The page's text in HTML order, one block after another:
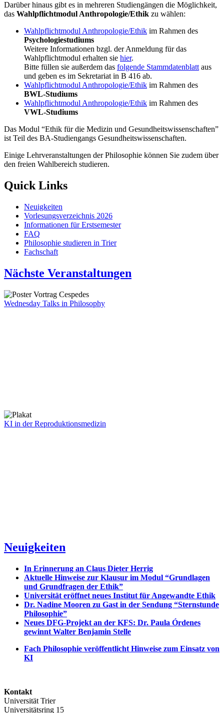
Darüber hinaus gibt es in mehreren Studiengängen die Möglichkeit,
das Wahlpflichtmodul Anthropologie/Ethik zu wählen:
Wahlpflichtmodul Anthropologie/Ethik im Rahmen des
Psychologiestudiums
Weitere Informationen bzgl. der Anmeldung für das
Wahlpflichtmodul erhalten sie hier.
Bitte füllen sie außerdem das folgende Stammdatenblatt aus
und geben es im Sekretariat in B 416 ab.
Wahlpflichtmodul Anthropologie/Ethik im Rahmen des
BWL-Studiums
Wahlpflichtmodul Anthropologie/Ethik im Rahmen des
VWL-Studiums
Das Modul “Ethik für die Medizin und Gesundheitswissenschaften”
ist Teil des BA-Studiengangs Gesundheitswissenschaften.
Einige Lehrveranstaltungen der Philosophie können Sie zudem über
den freien Wahlbereich studieren.
Quick Links
Neuigkeiten
Vorlesungsverzeichnis 2026
Informationen für Erstsemester
FAQ
Philosophie studieren in Trier
Fachschaft
Nächste Veranstaltungen
Wednesday Talks in Philosophy
KI in der Reproduktionsmedizin
Neuigkeiten
In Erinnerung an Claus Dieter Herrig
Aktuelle Hinweise zur Klausur im Modul “Grundlagen
und Grundfragen der Ethik”
Universität eröffnet neues Institut für Angewandte Ethik
Dr. Nadine Mooren zu Gast in der Sendung “Sternstunde
Philosophie”
Neues DFG-Projekt an der KFS: Dr. Paula Órdenes
gewinnt Walter Benjamin Stelle
Fach Philosophie veröffentlicht Hinweise zum Einsatz von
KI
Kontakt
Universität Trier
Universitätsring 15